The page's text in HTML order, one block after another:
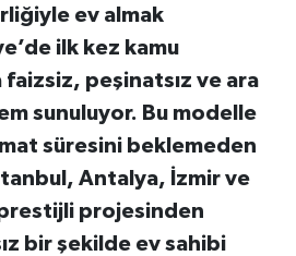
ev almak
ilk kez kamu
faizsiz, peşinatsız ve ara
sunuluyor. Bu modelle
süresini beklemeden
Antalya, İzmir ve
prestijli projesinden
bir şekilde ev sahibi